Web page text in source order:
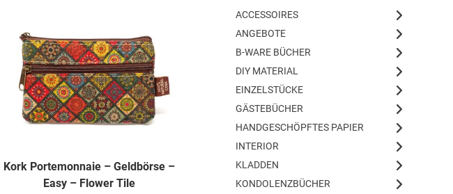
Kork Portemonnaie – Geldbörse –
Easy – Flower Tile
ACCESSOIRES
ANGEBOTE
B-WARE BÜCHER
DIY MATERIAL
EINZELSTÜCKE
GÄSTEBÜCHER
HANDGESCHÖPFTES PAPIER
INTERIOR
KLADDEN
KONDOLENZBÜCHER